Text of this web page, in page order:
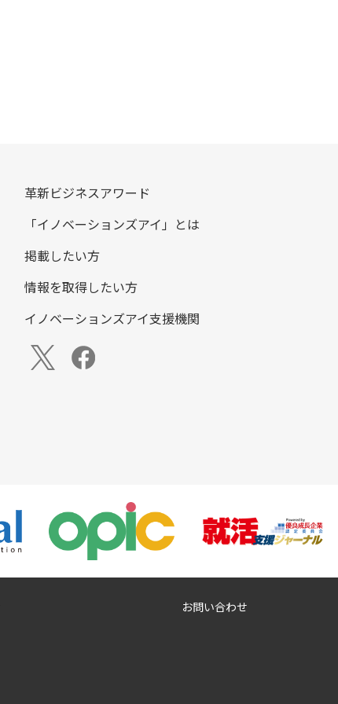
革新ビジネスアワード
「イノベーションズアイ」とは
掲載したい方
情報を取得したい方
イノベーションズアイ支援機関
お問い合わせ